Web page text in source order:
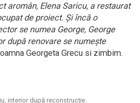
aromân, Elena Saricu, a restaurat
de proiect. Și încă o
se numea George, George
după renovare se numește
Georgeta Grecu si zimbim.
interior după reconstrucție.